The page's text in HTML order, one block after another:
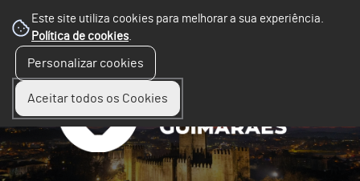
Este site utiliza cookies para melhorar a sua experiência.
Política de cookies.
Personalizar cookies
Aceitar todos os Cookies